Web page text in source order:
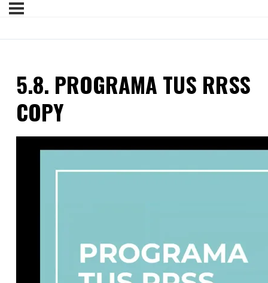
5.8. PROGRAMA TUS RRSS
COPY